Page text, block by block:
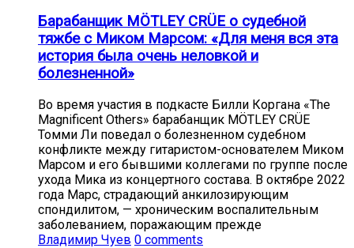
Барабанщик MÖTLEY CRÜE о судебной
тяжбе с Миком Марсом: «Для меня вся эта
история была очень неловкой и
болезненной»
Во время участия в подкасте Билли Коргана «The
Magnificent Others» барабанщик MÖTLEY CRÜE
Томми Ли поведал о болезненном судебном
конфликте между гитаристом-основателем Миком
Марсом и его бывшими коллегами по группе после
ухода Мика из концертного состава. В октябре 2022
года Марс, страдающий анкилозирующим
спондилитом, — хроническим воспалительным
заболеванием, поражающим прежде
Владимир Чуев 0 comments